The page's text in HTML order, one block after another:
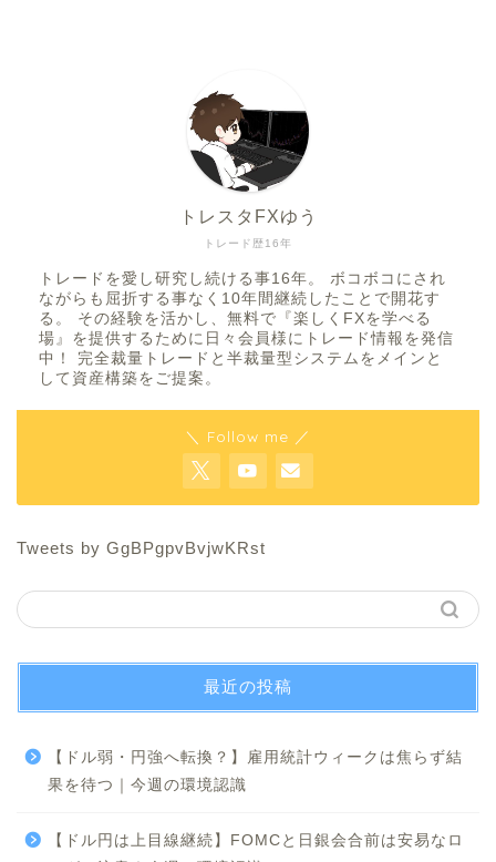
トレード歴16年
トレスタFXゆう
トレードを愛し研究し続ける事16年。 ボコボコにされ
ながらも屈折する事なく10年間継続したことで開花す
る。 その経験を活かし、無料で『楽しくFXを学べる
場』を提供するために日々会員様にトレード情報を発信
中！ 完全裁量トレードと半裁量型システムをメインと
して資産構築をご提案。
＼ Follow me ／
Tweets by GgBPgpvBvjwKRst
最近の投稿
【ドル弱・円強へ転換？】雇用統計ウィークは焦らず結
果を待つ｜今週の環境認識
【ドル円は上目線継続】FOMCと日銀会合前は安易なロ